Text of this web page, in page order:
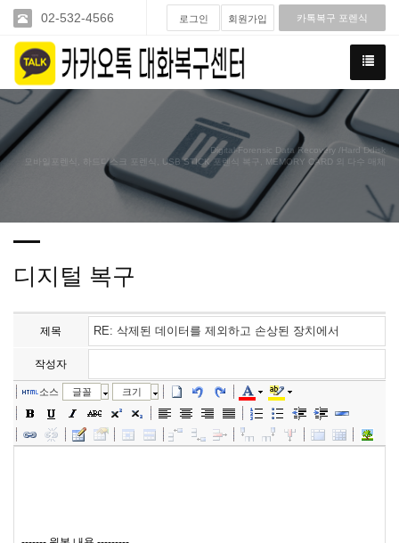
02-532-4566 로그인 회원가입 카톡복구 포렌식
Digital-Forensic Data Recovery /Hard Ddisk
모바일포렌식, 하드디스크 포렌식, USB STICK 포렌식 복구, MEMORY CARD 외 다수 매체
디지털 복구
제목
작성자
소스 글꼴 크기